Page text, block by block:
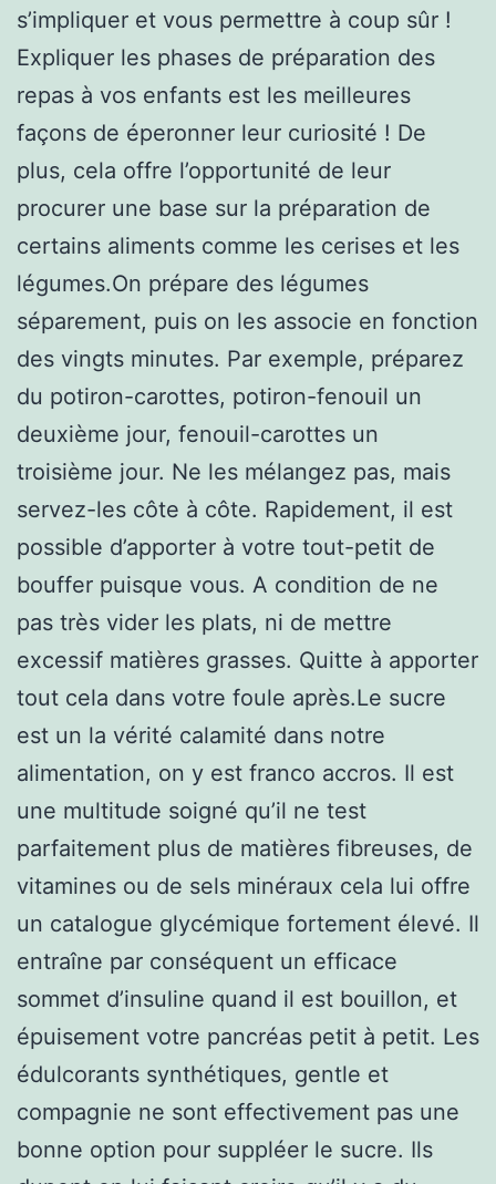
s’impliquer et vous permettre à coup sûr !
Expliquer les phases de préparation des
repas à vos enfants est les meilleures
façons de éperonner leur curiosité ! De
plus, cela offre l’opportunité de leur
procurer une base sur la préparation de
certains aliments comme les cerises et les
légumes.On prépare des légumes
séparement, puis on les associe en fonction
des vingts minutes. Par exemple, préparez
du potiron-carottes, potiron-fenouil un
deuxième jour, fenouil-carottes un
troisième jour. Ne les mélangez pas, mais
servez-les côte à côte. Rapidement, il est
possible d’apporter à votre tout-petit de
bouffer puisque vous. A condition de ne
pas très vider les plats, ni de mettre
excessif matières grasses. Quitte à apporter
tout cela dans votre foule après.Le sucre
est un la vérité calamité dans notre
alimentation, on y est franco accros. Il est
une multitude soigné qu’il ne test
parfaitement plus de matières fibreuses, de
vitamines ou de sels minéraux cela lui offre
un catalogue glycémique fortement élevé. Il
entraîne par conséquent un efficace
sommet d’insuline quand il est bouillon, et
épuisement votre pancréas petit à petit. Les
édulcorants synthétiques, gentle et
compagnie ne sont effectivement pas une
bonne option pour suppléer le sucre. Ils